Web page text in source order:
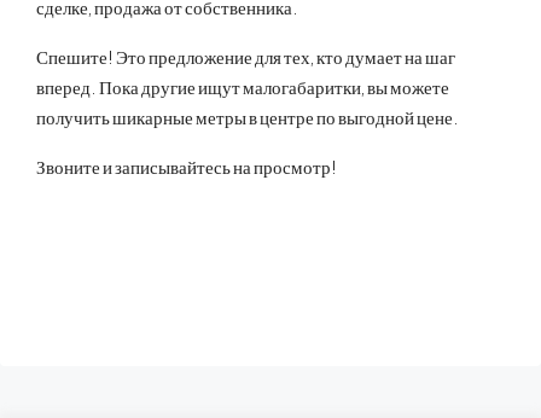
сделке, продажа от собственника.
Спешите! Это предложение для тех, кто думает на шаг
вперед. Пока другие ищут малогабаритки, вы можете
получить шикарные метры в центре по выгодной цене.
Звоните и записывайтесь на просмотр!